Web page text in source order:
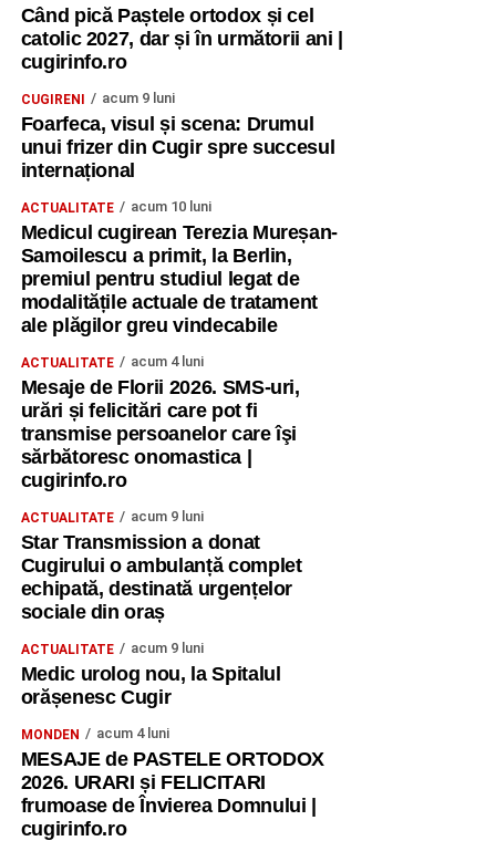
Când pică Paștele ortodox și cel
catolic 2027, dar și în următorii ani |
cugirinfo.ro
CUGIRENI acum 9 luni
Foarfeca, visul și scena: Drumul
unui frizer din Cugir spre succesul
internațional
ACTUALITATE acum 10 luni
Medicul cugirean Terezia Mureșan-
Samoilescu a primit, la Berlin,
premiul pentru studiul legat de
modalitățile actuale de tratament
ale plăgilor greu vindecabile
ACTUALITATE acum 4 luni
Mesaje de Florii 2026. SMS-uri,
urări și felicitări care pot fi
transmise persoanelor care îşi
sărbătoresc onomastica |
cugirinfo.ro
ACTUALITATE acum 9 luni
Star Transmission a donat
Cugirului o ambulanță complet
echipată, destinată urgențelor
sociale din oraș
ACTUALITATE acum 9 luni
Medic urolog nou, la Spitalul
orășenesc Cugir
MONDEN acum 4 luni
MESAJE de PASTELE ORTODOX
2026. URARI și FELICITARI
frumoase de Învierea Domnului |
cugirinfo.ro